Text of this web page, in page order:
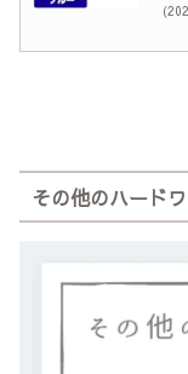
その他のハード